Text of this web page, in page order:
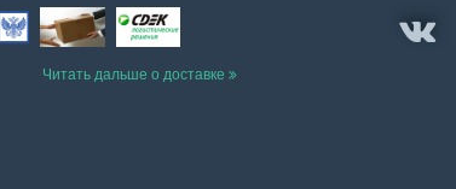
Читать дальше о доставке